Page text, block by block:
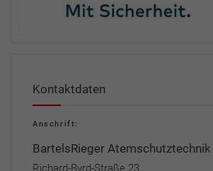
Kontaktdaten
Anschrift:
BartelsRieger Atemschutztechnik
Richard-Byrd-Straße 23